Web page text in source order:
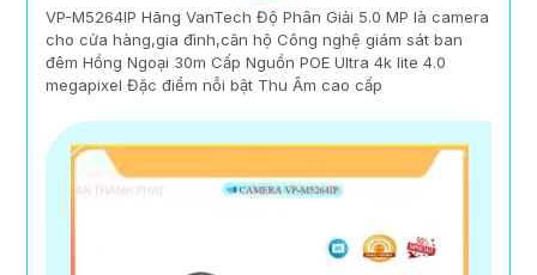
VP-M5264IP Hãng VanTech Độ Phân Giải 5.0 MP là camera
cho cửa hàng,gia đình,căn hộ Công nghệ giám sát ban
đêm Hồng Ngoại 30m Cấp Nguồn POE Ultra 4k lite 4.0
megapixel Đặc điểm nỗi bật Thu Âm cao cấp